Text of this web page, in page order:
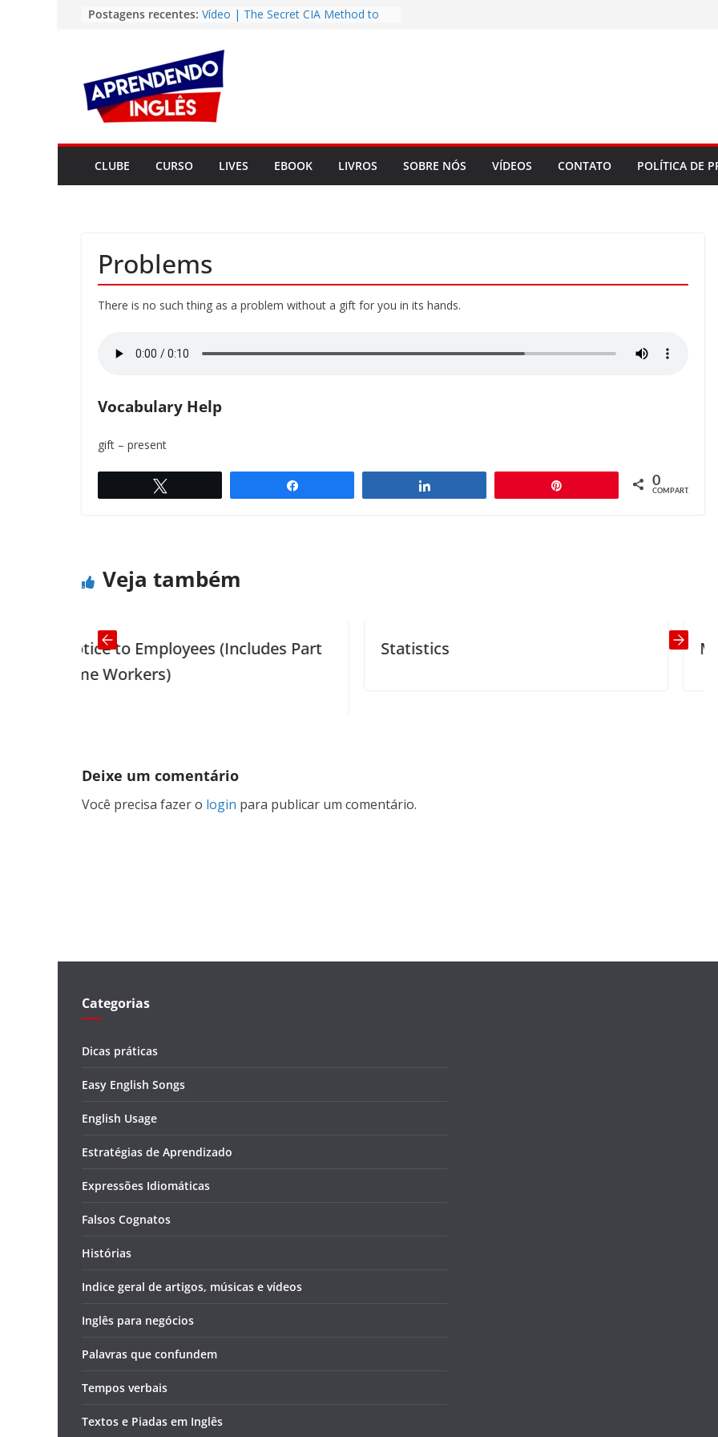
conteúdo
Postagens recentes: Vídeo | The Secret CIA Method to
Vídeo | How I m using NotebookLM
to power up my language learning
Vídeo | Do imaginary friends make
you smarter?
Story | Brasília: The City That Rose
from the Wilderness
Easy English Song | Somewhere
Over the Rainbow (Israel
Kamakawiwo’ole)
CLUBE CURSO LIVES EBOOK LIVROS SOBRE NÓS VÍDEOS CONTATO POLÍTICA DE
Problems
There is no such thing as a problem without a gift for you in its hands.
Vocabulary Help
gift – present
0
COMPART.
Veja também
to Employees (Includes Part
Statistics Man and
Deixe um comentário
Você precisa fazer o login para publicar um comentário.
Categorias
Dicas práticas
Easy English Songs
English Usage
Estratégias de Aprendizado
Expressões Idiomáticas
Falsos Cognatos
Histórias
Indice geral de artigos, músicas e vídeos
Inglês para negócios
Palavras que confundem
Tempos verbais
Textos e Piadas em Inglês